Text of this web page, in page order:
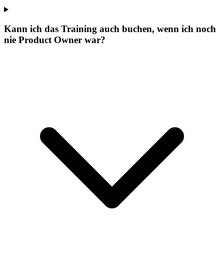
Kann ich das Training auch buchen, wenn ich noch
nie Product Owner war?